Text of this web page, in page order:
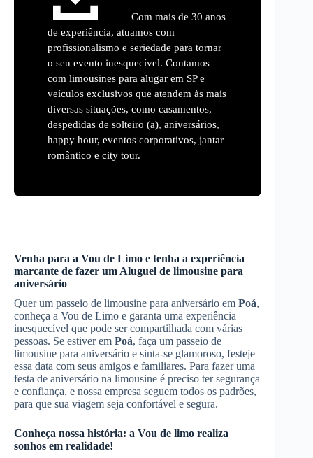
Com mais de 30 anos
de experiência, atuamos com
profissionalismo e seriedade para tornar
o seu evento inesquecível. Contamos
com limousines para alugar em SP e
veículos exclusivos que atendem às mais
diversas situações, como casamentos,
despedidas de solteiro (a), aniversários,
happy hour, eventos corporativos, jantar
romântico e city tour.
Venha para a Vou de Limo e tenha a experiência
marcante de fazer um Aluguel de limousine para
aniversário
Quer um passeio de limousine para aniversário em Poá,
conheça a Vou de Limo e garanta uma experiência
inesquecível que pode ser compartilhada com várias
pessoas. Se estiver em Poá, faça um passeio de
limousine para aniversário e sinta-se glamoroso, festeje
essa data com seus amigos e familiares. Para fazer uma
festa de aniversário na limousine é preciso ter segurança
e confiança, e nossa empresa seguem todos os padrões,
para que sua viagem seja confortável e segura.
Conheça nossa história: a Vou de limo realiza
sonhos em realidade!